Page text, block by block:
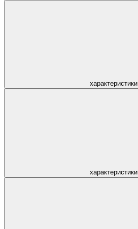
характеристики
характеристики